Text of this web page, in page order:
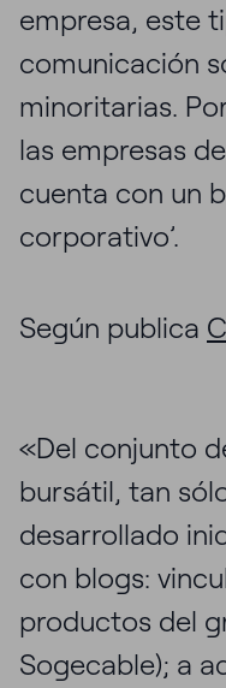
empresa, este
comunicación
minoritarias.
las empresas
cuenta con un
corporativo’.
Según publica
«Del conjunto
bursátil, tan
desarrollado
con blogs:
productos del
Sogecable); a